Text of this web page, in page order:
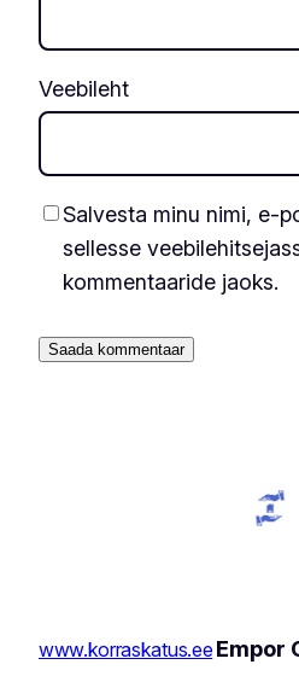
Veebileht
Salvesta minu nimi, e-
sellesse
kommentaaride jaoks.
www.korraskatus.eeEmpor